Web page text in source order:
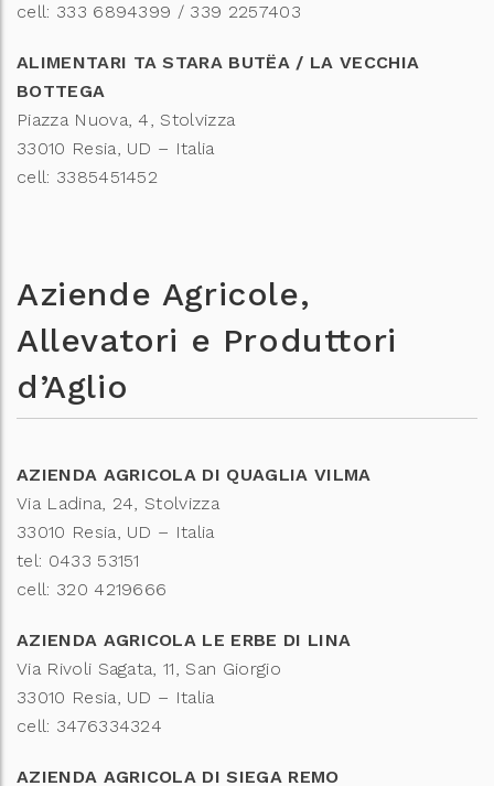
cell: 333 6894399 / 339 2257403
ALIMENTARI TA STARA BUTËA / LA VECCHIA
BOTTEGA
Piazza Nuova, 4, Stolvizza
33010 Resia, UD – Italia
cell: 3385451452
Aziende Agricole,
Allevatori e Produttori
d’Aglio
AZIENDA AGRICOLA DI QUAGLIA VILMA
Via Ladina, 24, Stolvizza
33010 Resia, UD – Italia
tel: 0433 53151
cell: 320 4219666
AZIENDA AGRICOLA LE ERBE DI LINA
Via Rivoli Sagata, 11, San Giorgio
33010 Resia, UD – Italia
cell: 3476334324
AZIENDA AGRICOLA DI SIEGA REMO